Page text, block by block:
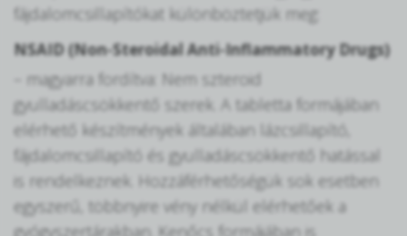
fájdalomcsillapítókat különböztetjük meg:
NSAID (Non-Steroidal Anti-Inflammatory Drugs)
– magyarra fordítva: Nem szteroid
gyulladáscsökkentő szerek. A tabletta formájában
elérhető készítmények általában lázcsillapító,
fájdalomcsillapító és gyulladáscsökkentő hatással
is rendelkeznek. Hozzáférhetőségük sok esetben
egyszerű, többnyire vény nélkül elérhetőek a
gyógyszertárakban. Kenőcs formájában is